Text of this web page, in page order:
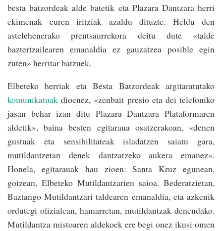
besta batzordeak alde batetik eta Plazara Dantzara herri
ekimenak euren iritziak azaldu dituzte. Heldu den
astelehenerako prentsaurrekora deitu dute «talde
baztertzailearen emanaldia ez gauzatzea posible egin
zuten» herritar batzuek.
Elbeteko herriak eta Besta Batzordeak argitaratutako
komunikatuak dioenez, «zenbait presio eta dei telefoniko
jasan behar izan ditu Plazara Dantzara Plataformaren
aldetik», baina besten egitaraua osatzerakoan, «denen
gustuak eta sensibilitateak isladatzen saiatu gara,
mutildantzetan denek dantzatzeko aukera emanez».
Honela, egitarauak hau zioen: Santa Kruz egunean,
goizean, Elbeteko Mutildantzarien saioa. Bederatzietan,
Baztango Mutildantzari taldearen emanaldia, eta azkenik
ordutegi ofizialean, hamarretan, mutildantzak denendako.
Mutildantza mistoaren aldekoek ere begi onez ikusi omen